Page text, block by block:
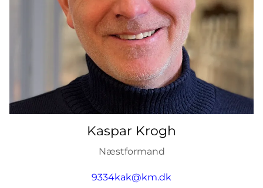
Kaspar Krogh
Næstformand
9334kak@km.dk